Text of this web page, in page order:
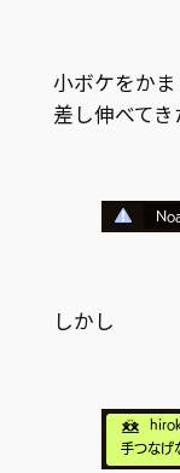
小ボケをか
差し伸べてき
しかし